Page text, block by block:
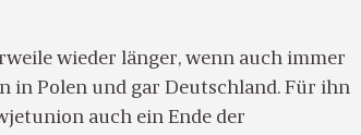
wieder länger, wenn auch immer
Polen und gar Deutschland. Für ihn
auch ein Ende der